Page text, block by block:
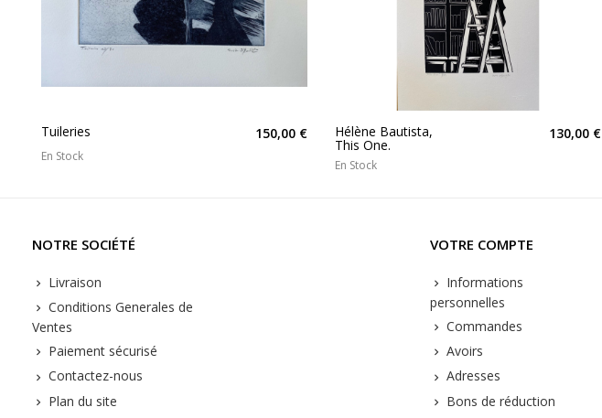
Tuileries 150,00 €
En Stock
Hélène Bautista,
This One.
130,00 €
En Stock
NOTRE SOCIÉTÉ
Livraison
Conditions Generales de
Ventes
Paiement sécurisé
Contactez-nous
Plan du site
VOTRE COMPTE
Informations
personnelles
Commandes
Avoirs
Adresses
Bons de réduction